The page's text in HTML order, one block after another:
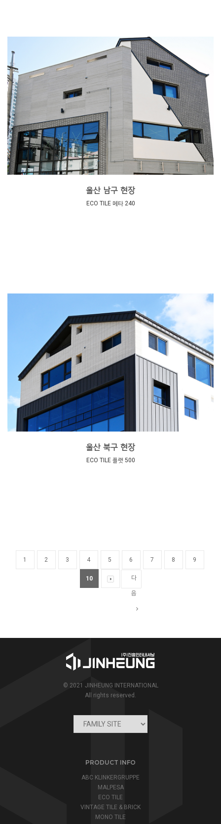
울산 남구 현장
ECO TILE 메타 240
울산 북구 현장
ECO TILE 플랫 500
1 2 3 4 5 6 7 8 9
10 다
음
© 2021 JINHEUNG INTERNATIONAL
All rights reserved.
PRODUCT INFO
ABC KLINKERGRUPPE
MALPESA
ECO TILE
VINTAGE TILE & BRICK
MONO TILE